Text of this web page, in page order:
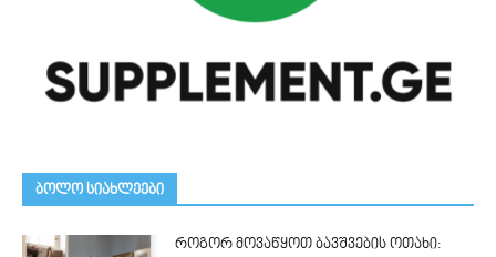
ᲑᲝᲚᲝ ᲡᲘᲐᲮᲚᲔᲔᲑᲘ
როგორ მოვაწყოთ ბავშვების ოთახი: